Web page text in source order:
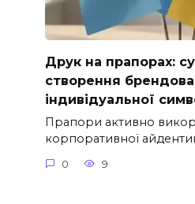
Друк на прапорах:
створення
індивідуальної
Прапори активно
корпоративної
0 9